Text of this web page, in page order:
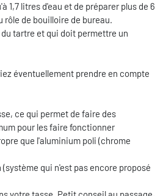
litres d'eau et de préparer plus de 6
rôle de bouilloire de bureau.
tartre et qui doit permettre un
éventuellement prendre en compte
ce qui permet de faire des
pour les faire fonctionner
que l'aluminium poli (chrome
qui n'est pas encore proposé